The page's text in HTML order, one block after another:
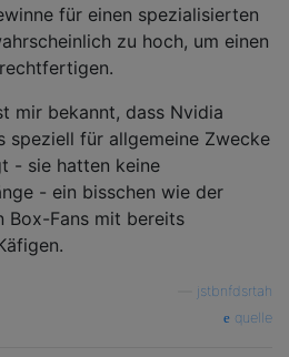
für einen spezialisierten
zu hoch, um einen
mir bekannt, dass Nvidia
speziell für allgemeine Zwecke
- sie hatten keine
- ein bisschen wie der
Box-Fans mit bereits
jstbnfdsrtah
quelle